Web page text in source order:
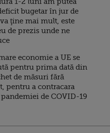
bugetar în jur de
va ţine mai mult, este
de prezis unde ne
economie a UE se
pentru prima dată din
de măsuri fără
pentru a contracara
de COVID-19